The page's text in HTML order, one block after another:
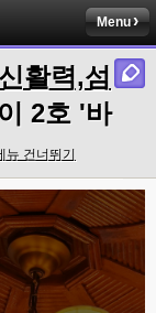
Menu
활력,섬
2호 '바
뉴 건너뛰기